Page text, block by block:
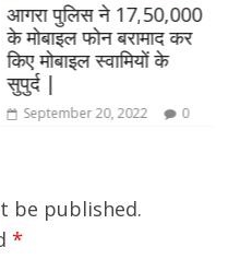
आगरा पुलिस ने 17,50,000
के मोबाइल फोन बरामाद कर
किए मोबाइल स्वामियों के
सुपुर्द |
September 20, 2022 0
be published.
*